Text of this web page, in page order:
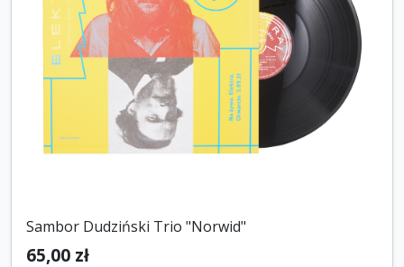
Sambor Dudziński Trio "Norwid"
65,00 zł